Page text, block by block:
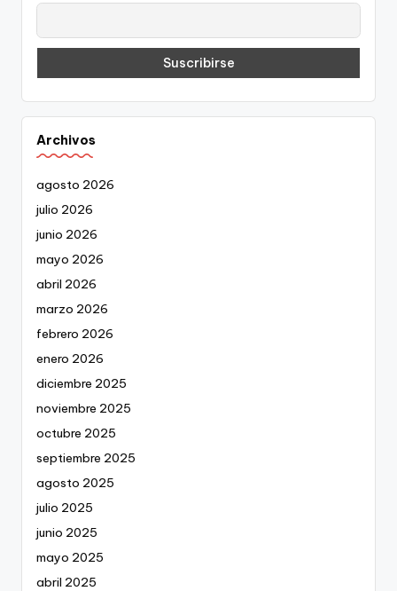
Archivos
agosto 2026
julio 2026
junio 2026
mayo 2026
abril 2026
marzo 2026
febrero 2026
enero 2026
diciembre 2025
noviembre 2025
octubre 2025
septiembre 2025
agosto 2025
julio 2025
junio 2025
mayo 2025
abril 2025